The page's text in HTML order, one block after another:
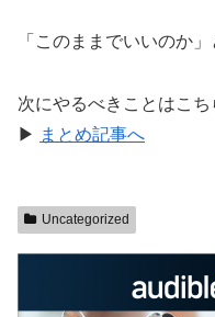
「このままでいいのか
次にやるべきことはこ
▶ まとめ記事へ
Uncategorized